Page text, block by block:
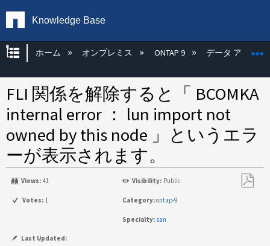
Knowledge Base
グローバル階層を展開/折りたたむ
ホーム オンプレミス ONTAP 9 データ アクセス
FLI 関係を解除すると「 BCOMKA
internal error ： lun import not
owned by this node 」というエラ
ーが表示されます。
Views: 41 Visibility: Public
Votes: 1 Category:ontap-9
Specialty: san
Last Updated: